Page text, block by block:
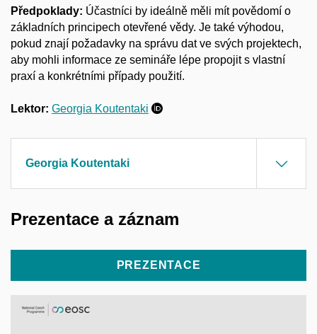
Předpoklady: Účastníci by ideálně měli mít povědomí o
základních principech otevřené vědy. Je také výhodou,
pokud znají požadavky na správu dat ve svých projektech,
aby mohli informace ze semináře lépe propojit s vlastní
praxí a konkrétními případy použití.
Lektor: Georgia Koutentaki
Georgia Koutentaki
Prezentace a záznam
PREZENTACE